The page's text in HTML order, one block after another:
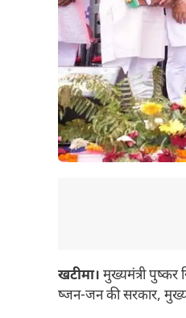
खटीमा। मुख्यमंत्री पुष्कर
ष्जन-जन की सरकार,